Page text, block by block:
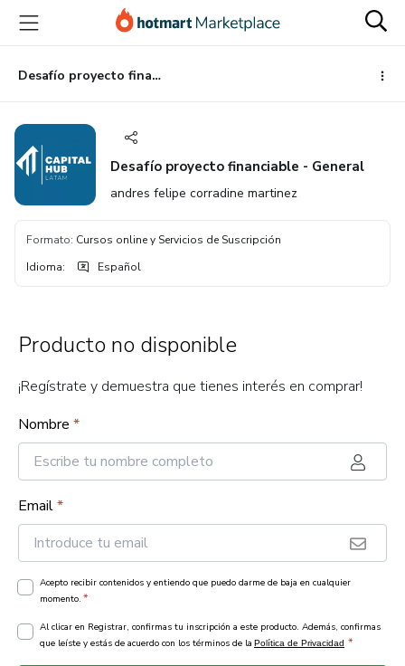
principal
página
de
página
Desafío proyecto financiable - General
Desafío proyecto financiable - General
andres felipe corradine martinez
Formato: Cursos online y Servicios de Suscripción
Idioma: Español
Producto no disponible
¡Regístrate y demuestra que tienes interés en comprar!
Nombre *
Email*
Acepto recibir contenidos y entiendo que puedo darme de baja en cualquier
momento. *
Al clicar en Registrar, confirmas tu inscripción a este producto. Además, confirmas
que leíste y estás de acuerdo con los términos de la Política de Privacidad *